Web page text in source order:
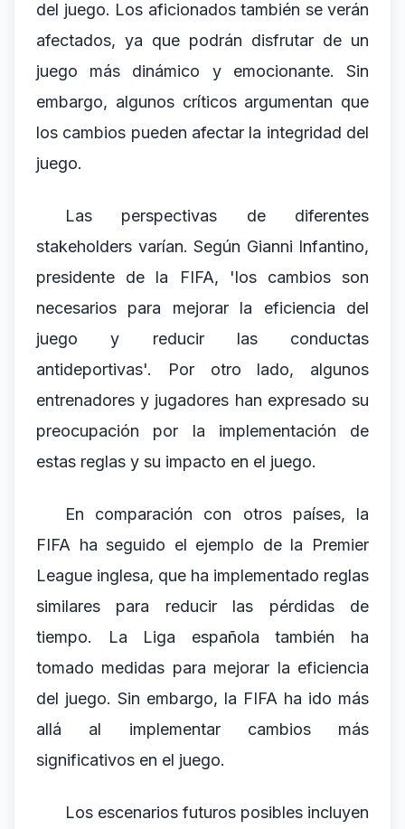
del juego. Los aficionados también se verán
afectados, ya que podrán disfrutar de un
juego más dinámico y emocionante. Sin
embargo, algunos críticos argumentan que
los cambios pueden afectar la integridad del
juego.
Las perspectivas de diferentes
stakeholders varían. Según Gianni Infantino,
presidente de la FIFA, 'los cambios son
necesarios para mejorar la eficiencia del
juego y reducir las conductas
antideportivas'. Por otro lado, algunos
entrenadores y jugadores han expresado su
preocupación por la implementación de
estas reglas y su impacto en el juego.
En comparación con otros países, la
FIFA ha seguido el ejemplo de la Premier
League inglesa, que ha implementado reglas
similares para reducir las pérdidas de
tiempo. La Liga española también ha
tomado medidas para mejorar la eficiencia
del juego. Sin embargo, la FIFA ha ido más
allá al implementar cambios más
significativos en el juego.
Los escenarios futuros posibles incluyen